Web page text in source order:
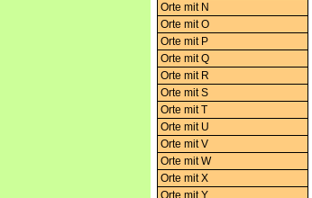
Orte mit N
Orte mit O
Orte mit P
Orte mit Q
Orte mit R
Orte mit S
Orte mit T
Orte mit U
Orte mit V
Orte mit W
Orte mit X
Orte mit Y